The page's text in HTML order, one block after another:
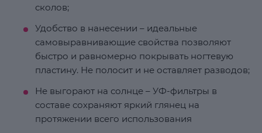
сколов;
Удобство в нанесении – идеальные
самовыравнивающие свойства позволяют
быстро и равномерно покрывать ногтевую
пластину. Не полосит и не оставляет разводов;
Не выгорают на солнце – УФ-фильтры в
составе сохраняют яркий глянец на
протяжении всего использования